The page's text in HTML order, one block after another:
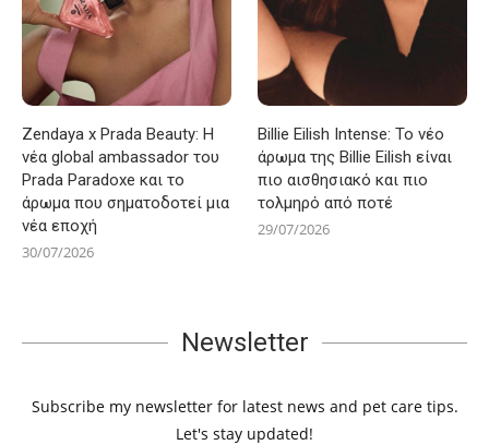
Zendaya x Prada Beauty: Η
νέα global ambassador του
Prada Paradoxe και το
άρωμα που σηματοδοτεί μια
νέα εποχή
30/07/2026
Billie Eilish Intense: Το νέο
άρωμα της Billie Eilish είναι
πιο αισθησιακό και πιο
τολμηρό από ποτέ
29/07/2026
Newsletter
Subscribe my newsletter for latest news and pet care tips.
Let's stay updated!